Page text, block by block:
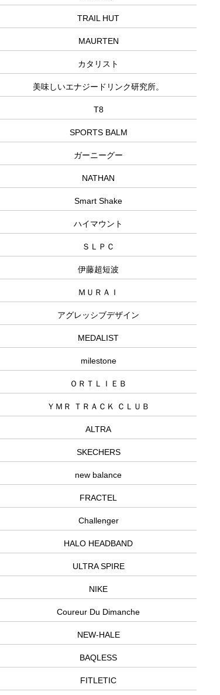
TRAIL HUT
MAURTEN
カタリスト
美味しいエナジードリンク研究所。
T8
SPORTS BALM
ガーニーグー
NATHAN
Smart Shake
ハイマウント
ＳＬＰＣ
伊藤超短波
ＭＵＲＡＩ
アグレッシブデザイン
MEDALIST
milestone
ＯＲＴＬＩＥＢ
ＹＭＲ ＴＲＡＣＫ ＣＬＵＢ
ALTRA
SKECHERS
new balance
FRACTEL
Challenger
HALO HEADBAND
ULTRA SPIRE
NIKE
Coureur Du Dimanche
NEW-HALE
BAQLESS
FITLETIC